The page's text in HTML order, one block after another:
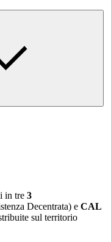
in tre 3
Decentrata) e CAL
sul territorio